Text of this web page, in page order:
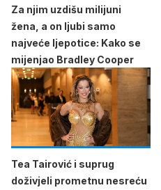
Za njim uzdišu milijuni
žena, a on ljubi samo
najveće ljepotice: Kako se
mijenjao Bradley Cooper
Tea Tairović i suprug
doživjeli prometnu nesreću